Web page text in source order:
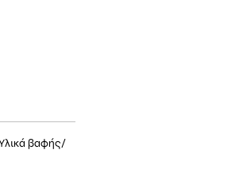
βαφής/